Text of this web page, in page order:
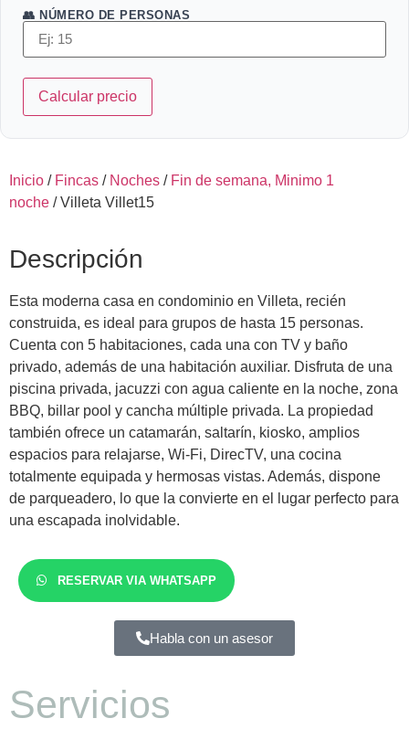
👥 NÚMERO DE PERSONAS
Calcular precio
Inicio / Fincas / Noches / Fin de semana, Minimo 1
noche / Villeta Villet15
Descripción
Esta moderna casa en condominio en Villeta, recién
construida, es ideal para grupos de hasta 15 personas.
Cuenta con 5 habitaciones, cada una con TV y baño
privado, además de una habitación auxiliar. Disfruta de una
piscina privada, jacuzzi con agua caliente en la noche, zona
BBQ, billar pool y cancha múltiple privada. La propiedad
también ofrece un catamarán, saltarín, kiosko, amplios
espacios para relajarse, Wi-Fi, DirecTV, una cocina
totalmente equipada y hermosas vistas. Además, dispone
de parqueadero, lo que la convierte en el lugar perfecto para
una escapada inolvidable.
RESERVAR VIA WHATSAPP
Habla con un asesor
Servicios